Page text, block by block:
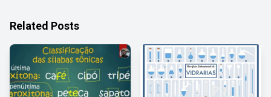
Related Posts